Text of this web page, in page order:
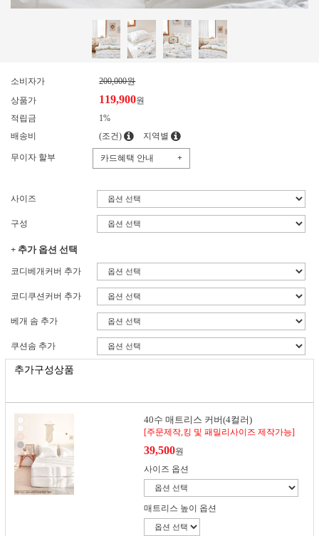
소비자가
200,000원
상품가
119,900원
적립금
1%
배송비
(조건) 지역별
무이자 할부 카드혜택 안내 +
사이즈
구성
+ 추가 옵션 선택
코디베개커버 추가
코디쿠션커버 추가
베개 솜 추가
쿠션솜 추가
추가구성상품
40수 매트리스 커버(4컬러)
[주문제작,킹 및 패밀리사이즈 제작가능]
39,500원
사이즈 옵션
매트리스 높이 옵션